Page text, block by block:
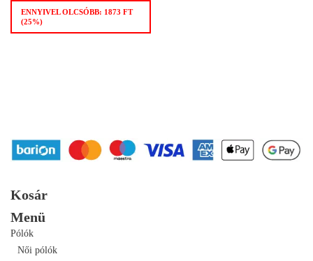
ENNYIVEL OLCSÓBB: 1873 FT
(25%)
Kosár
Menü
Pólók
Női pólók